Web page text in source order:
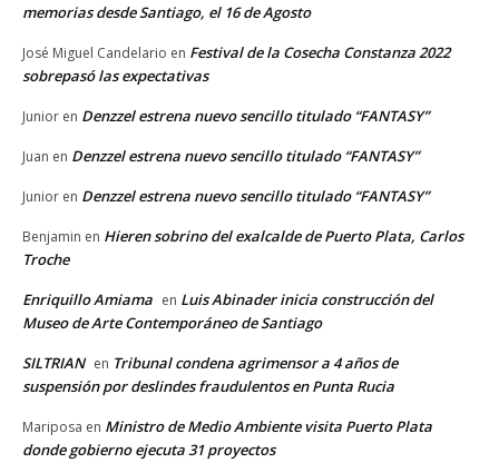
memorias desde Santiago, el 16 de Agosto
José Miguel Candelario en Festival de la Cosecha Constanza 2022
sobrepasó las expectativas
Junior en Denzzel estrena nuevo sencillo titulado “FANTASY”
Juan en Denzzel estrena nuevo sencillo titulado “FANTASY”
Junior en Denzzel estrena nuevo sencillo titulado “FANTASY”
Benjamin en Hieren sobrino del exalcalde de Puerto Plata, Carlos
Troche
Enriquillo Amiama en Luis Abinader inicia construcción del
Museo de Arte Contemporáneo de Santiago
SILTRIAN en Tribunal condena agrimensor a 4 años de
suspensión por deslindes fraudulentos en Punta Rucia
Mariposa en Ministro de Medio Ambiente visita Puerto Plata
donde gobierno ejecuta 31 proyectos